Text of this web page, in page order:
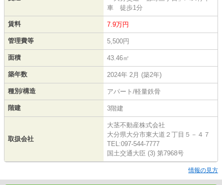
車 徒歩1分
賃料 7.9万円
管理費等 5,500円
面積 43.46㎡
築年数 2024年 2月 (築2年)
種別/構造 アパート/軽量鉄骨
階建 3階建
取扱会社
大茎不動産株式会社
大分県大分市東大道２丁目５－４７
TEL:097-544-7777
国土交通大臣 (3) 第7968号
情報の見方